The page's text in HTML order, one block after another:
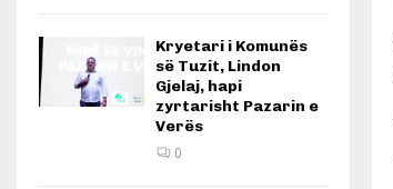
Kryetari i Komunës
së Tuzit, Lindon
Gjelaj, hapi
zyrtarisht Pazarin e
Verës
0